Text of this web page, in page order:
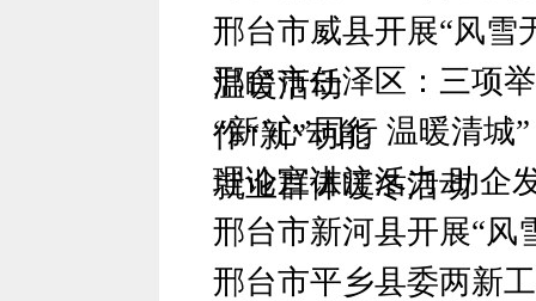
邢台市威县开展“风雪
温暖活动
邢台市任泽区：三项
作“新”动能
“新’心’同行 温暖清
就业群体暖冬活动
理论宣讲注活力 助企
邢台市新河县开展“风
邢台市平乡县委两新